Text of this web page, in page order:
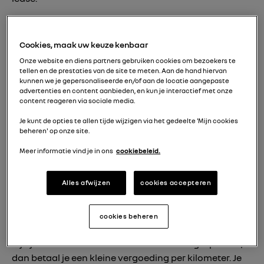
van de werkgever. De werkgever betaalt voor het
gebruik van de auto en alle bijkomende kosten zoals
onderhoud en verzekeringen.
Je kan een leaseauto zien als een extraatje dat de
werkgever aan z’n werknemer geeft. Als werkgever
betaal je vergoeding voor het gebruik van de auto: dit
Private Lease: leasen als particulier
Bij Private Lease staat het contract op jouw naam. Het
maandbedrag is inclusief alle kosten voor onderhoud,
pechhulp, verzekeringen en belasting.
RIjd je meer kilometers dan vooraf dan afgesproken,
dan betaal je een kleine vergoeding per kilometer. Je
Cookies, maak uw keuze kenbaar
Onze website en diens partners gebruiken cookies om bezoekers te
tellen en de prestaties van de site te meten. Aan de hand hiervan
kunnen we je gepersonaliseerde en/of aan de locatie aangepaste
advertenties en content aanbieden, en kun je interactief met onze
content reageren via sociale media.
Je kunt de opties te allen tijde wijzigen via het gedeelte 'Mijn cookies
beheren' op onze site.
Meer informatie vind je in ons cookiebeleid.
Alles afwijzen cookies accepteren
cookies beheren